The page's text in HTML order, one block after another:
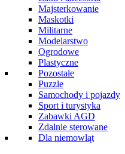
Majsterkowanie
Maskotki
Militarne
Modelarstwo
Ogrodowe
Plastyczne
Pozostałe
Puzzle
Samochody i pojazdy
Sport i turystyka
Zabawki AGD
Zdalnie sterowane
Dla niemowląt